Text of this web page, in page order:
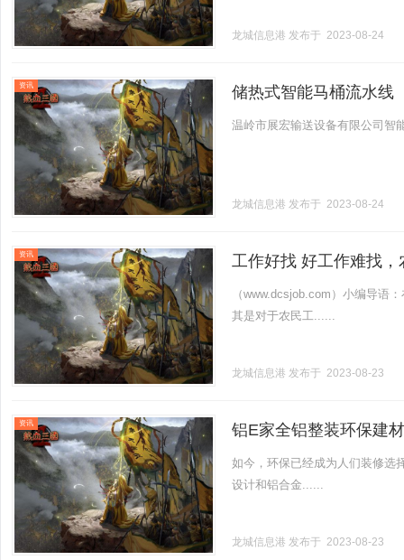
龙城信息港 发布于 2023-08-24
资讯 储热式智能马桶流水线
温岭市展宏输送设备有限公司智
龙城信息港 发布于 2023-08-24
资讯 工作好找 好工作难找
（www.dcsjob.com）小编导语
其是对于农民工......
龙城信息港 发布于 2023-08-23
资讯 铝E家全铝整装环保建
如今，环保已经成为人们装修选
设计和铝合金......
龙城信息港 发布于 2023-08-23